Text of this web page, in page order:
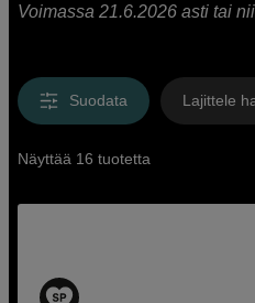
Voimassa 21.6.2026 asti tai
Suodata Lajittele
Näyttää 16 tuotetta